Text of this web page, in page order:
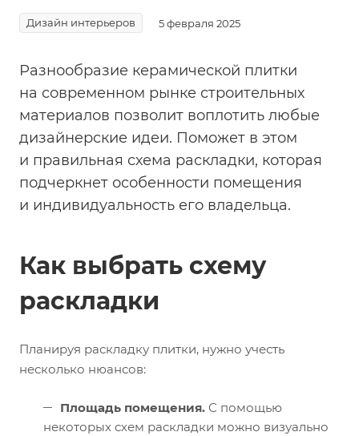
Дизайн интерьеров 5 февраля 2025
Разнообразие керамической плитки
на современном рынке строительных
материалов позволит воплотить любые
дизайнерские идеи. Поможет в этом
и правильная схема раскладки, которая
подчеркнет особенности помещения
и индивидуальность его владельца.
Как выбрать схему
раскладки
Планируя раскладку плитки, нужно учесть
несколько нюансов:
Площадь помещения. С помощью
некоторых схем раскладки можно визуально